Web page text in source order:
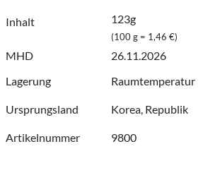
Inhalt 123g
(100 g = 1,46 €)
MHD
26.11.2026
Lagerung
Raumtemperatur
Ursprungsland Korea, Republik
Artikelnummer 9800